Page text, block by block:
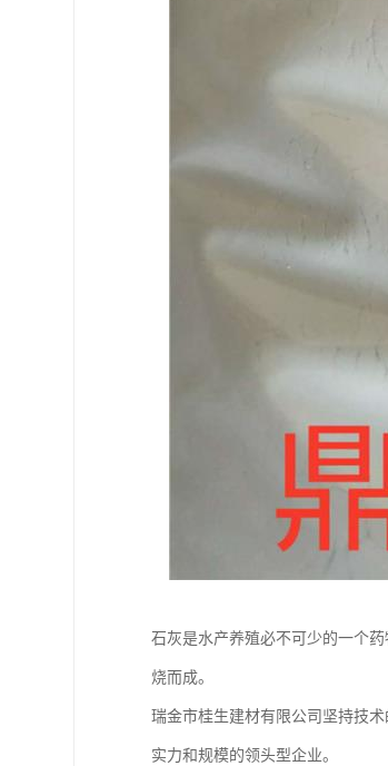
石灰是水产养殖必不可少的一个
烧而成。
瑞金市桂生建材有限公司坚持技
实力和规模的领头型企业。